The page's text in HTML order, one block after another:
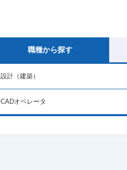
職種から探す
設計（建築）
CADオペレータ